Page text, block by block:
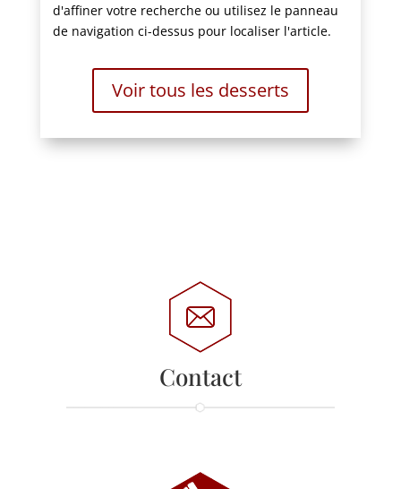
d'affiner votre recherche ou utilisez le panneau
de navigation ci-dessus pour localiser l'article.
Voir tous les desserts
Contact